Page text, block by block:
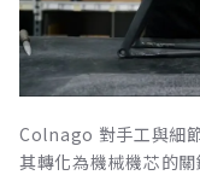
Colnago 對手工與細
其轉化為機械機芯的關